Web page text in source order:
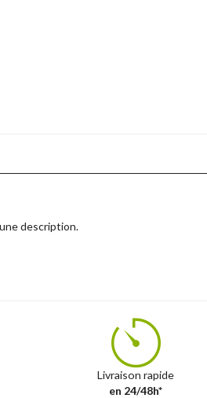
description.
Livraison rapide
en 24/48h*